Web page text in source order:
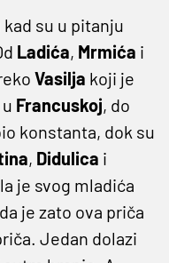
su u pitanju
Ladića, Mrmića i
Vasilja koji je
Francuskoj, do
konstanta, dok su
, Didulica i
je svog mladića
je zato ova priča
Jedan dolazi